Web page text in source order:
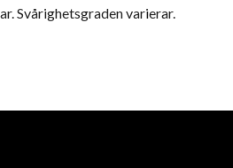
Svårighetsgraden varierar.